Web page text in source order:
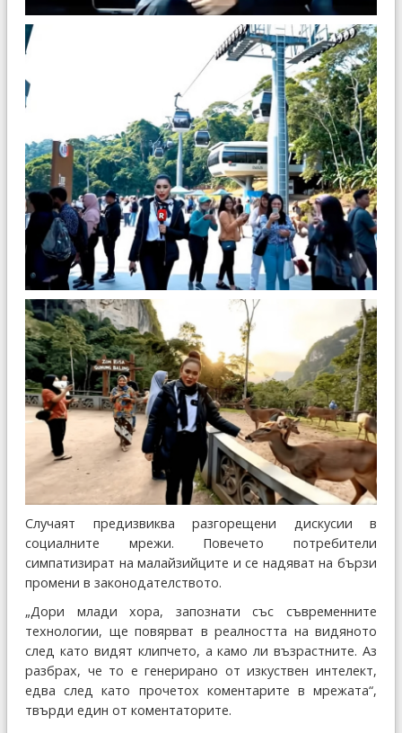
Случаят предизвиква разгорещени дискусии в
социалните мрежи. Повечето потребители
симпатизират на малайзийците и се надяват на бързи
промени в законодателството.
„Дори млади хора, запознати със съвременните
технологии, ще повярват в реалността на видяното
след като видят клипчето, а камо ли възрастните. Аз
разбрах, че то е генерирано от изкуствен интелект,
едва след като прочетох коментарите в мрежата“,
твърди един от коментаторите.